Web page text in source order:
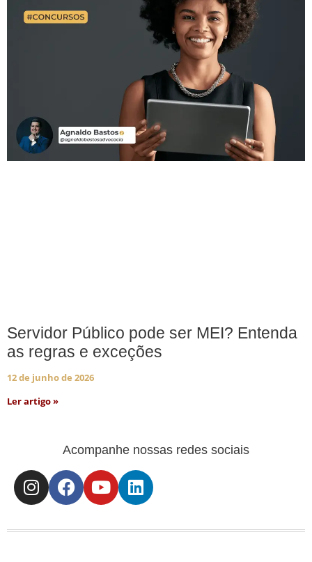
Servidor Público pode ser MEI? Entenda
as regras e exceções
12 de junho de 2026
Ler artigo »
Acompanhe nossas redes sociais